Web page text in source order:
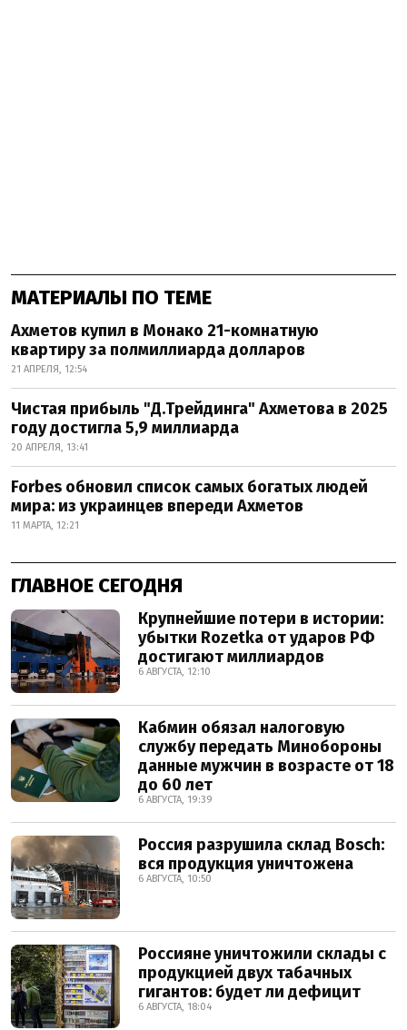
МАТЕРИАЛЫ ПО ТЕМЕ
Ахметов купил в Монако 21-комнатную
квартиру за полмиллиарда долларов
21 АПРЕЛЯ, 12:54
Чистая прибыль "Д.Трейдинга" Ахметова в 2025
году достигла 5,9 миллиарда
20 АПРЕЛЯ, 13:41
Forbes обновил список самых богатых людей
мира: из украинцев впереди Ахметов
11 МАРТА, 12:21
ГЛАВНОЕ СЕГОДНЯ
Крупнейшие потери в истории:
убытки Rozetka от ударов РФ
достигают миллиардов
6 АВГУСТА, 12:10
Кабмин обязал налоговую
службу передать Минобороны
данные мужчин в возрасте от 18
до 60 лет
6 АВГУСТА, 19:39
Россия разрушила склад Bosch:
вся продукция уничтожена
6 АВГУСТА, 10:50
Россияне уничтожили склады с
продукцией двух табачных
гигантов: будет ли дефицит
6 АВГУСТА, 18:04